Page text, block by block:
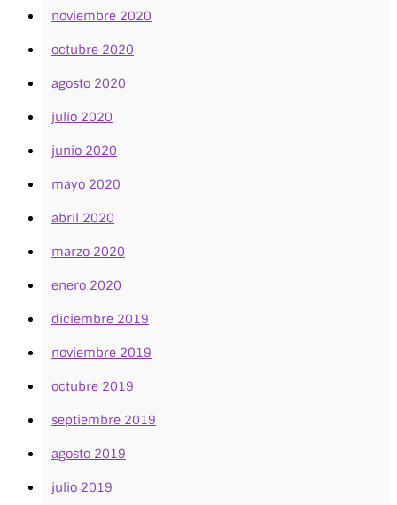
noviembre 2020
octubre 2020
agosto 2020
julio 2020
junio 2020
mayo 2020
abril 2020
marzo 2020
enero 2020
diciembre 2019
noviembre 2019
octubre 2019
septiembre 2019
agosto 2019
julio 2019